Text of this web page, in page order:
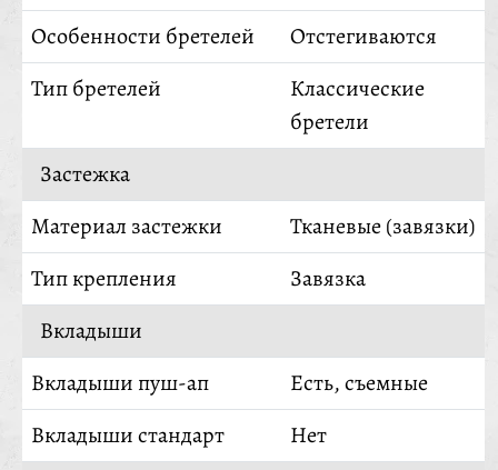
Особенности бретелей
Отстегиваются
Тип бретелей
Классические
бретели
Застежка
Материал застежки
Тканевые (завязки)
Тип крепления
Завязка
Вкладыши
Вкладыши пуш-ап
Есть, съемные
Вкладыши стандарт
Нет